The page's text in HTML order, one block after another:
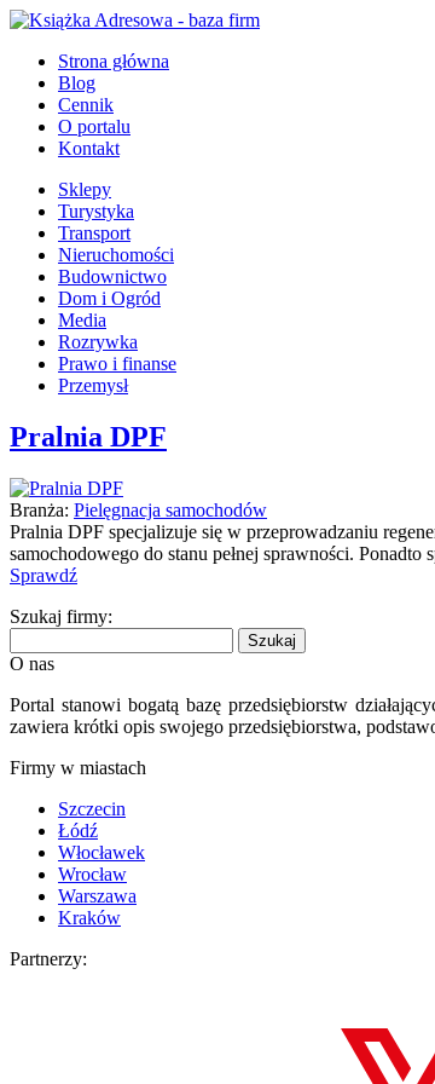
Strona główna
Blog
Cennik
O portalu
Kontakt
Sklepy
Turystyka
Transport
Nieruchomości
Budownictwo
Dom i Ogród
Media
Rozrywka
Prawo i finanse
Przemysł
Pralnia DPF
Branża: Pielęgnacja samochodów
Pralnia DPF specjalizuje się w przeprowadzaniu
samochodowego do stanu pełnej sprawności.
Sprawdź
Szukaj firmy:
O nas
Portal stanowi bogatą bazę przedsiębiorstw
zawiera krótki opis swojego przedsiębiorstwa,
Firmy w miastach
Szczecin
Łódź
Włocławek
Wrocław
Warszawa
Kraków
Partnerzy: